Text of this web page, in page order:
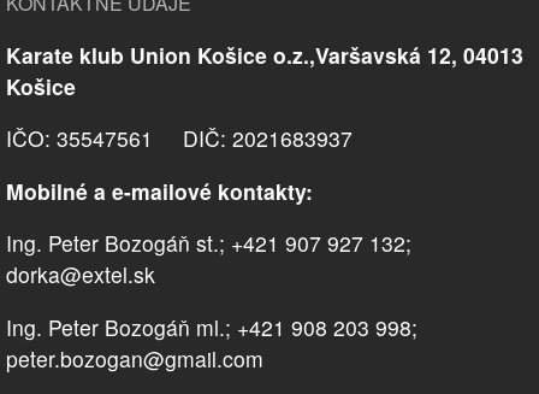
Karate klub Union Košice o.z.,Varšavská 12, 04013
Košice
IČO: 35547561 DIČ: 2021683937
Mobilné a e-mailové kontakty:
Ing. Peter Bozogáň st.; +421 907 927 132;
dorka@extel.sk
Ing. Peter Bozogáň ml.; +421 908 203 998;
peter.bozogan@gmail.com